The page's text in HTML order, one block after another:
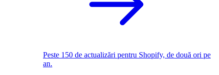
Peste 150 de actualizări pentru Shopify, de două ori pe
an.